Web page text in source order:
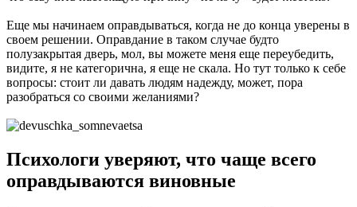
Еще мы начинаем оправдываться, когда не до конца уверены в
своем решении. Оправдание в таком случае будто
полузакрытая дверь, мол, вы можете меня еще переубедить,
видите, я не категорична, я еще не скала. Но тут только к себе
вопросы: стоит ли давать людям надежду, может, пора
разобраться со своими желаниями?
Психологи уверяют, что чаще всего
оправдываются виновные